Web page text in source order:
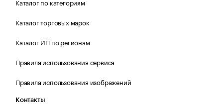
Каталог по категориям
Каталог торговых марок
Каталог ИП по регионам
Правила использования сервиса
Правила использования изображений
Контакты